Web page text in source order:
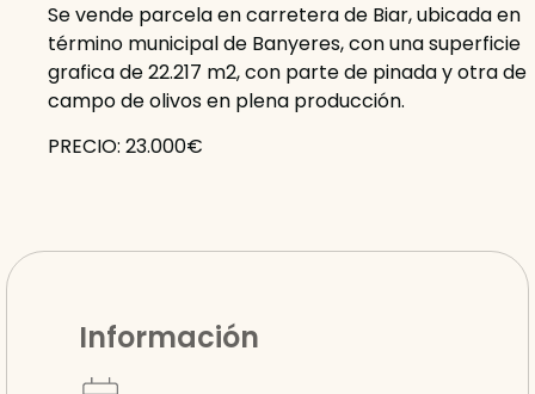
Se vende parcela en carretera de Biar, ubicada en
término municipal de Banyeres, con una superficie
grafica de 22.217 m2, con parte de pinada y otra de
campo de olivos en plena producción.
PRECIO: 23.000€
Información